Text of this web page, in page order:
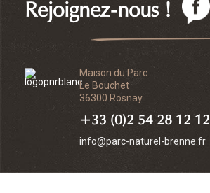
Maison du Parc
Le Bouchet
36300 Rosnay
+33 (0)2 54 28 12 12
info@parc-naturel-brenne.fr
Rejoignez-nous !